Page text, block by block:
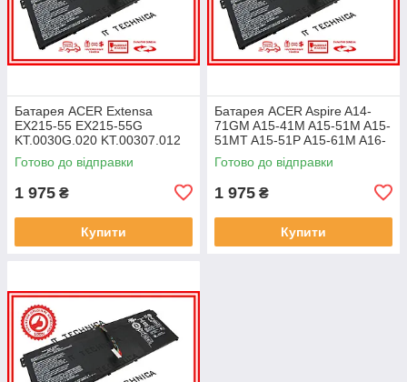
Батарея ACER Extensa
EX215-55 EX215-55G
KT.0030G.020 KT.00307.012
11.25V 4471mAh ОРИГІНАЛ
Готово до відправки
1 975 ₴
Купити
Батарея ACER Aspire A14-
71GM A15-41M A15-51M A15-
51MT A15-51P A15-61M A16-
51GM 11.25V 4471mAh
ОРИГІНАЛ
Готово до відправки
1 975 ₴
Купити